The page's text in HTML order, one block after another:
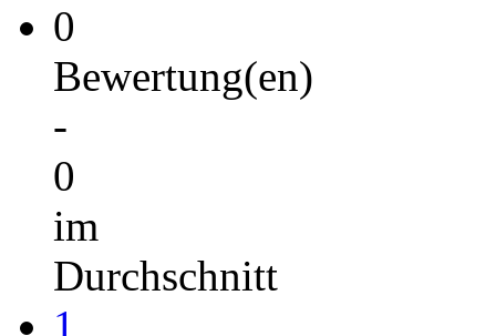
0
Bewertung(en)
-
0
im
Durchschnitt
1